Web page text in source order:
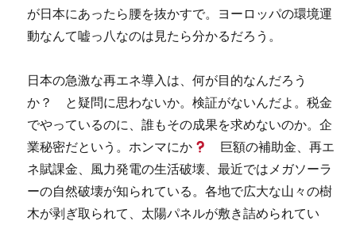
が日本にあったら腰を抜かすで。ヨーロッパの環境運
動なんて嘘っ八なのは見たら分かるだろう。
日本の急激な再エネ導入は、何が目的なんだろう
か？ と疑問に思わないか。検証がないんだよ。税金
でやっているのに、誰もその成果を求めないのか。企
業秘密だという。ホンマにか
巨額の補助金、再エ
ネ賦課金、風力発電の生活破壊、最近ではメガソーラ
ーの自然破壊が知られている。各地で広大な山々の樹
木が剥ぎ取られて、太陽パネルが敷き詰められてい